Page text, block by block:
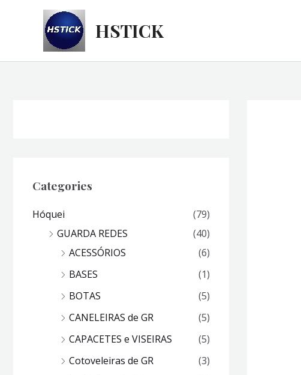
HSTICK
Categories
Hóquei
(79)
GUARDA REDES
(40)
ACESSÓRIOS
(6)
BASES
(1)
BOTAS
(5)
CANELEIRAS de GR
(5)
CAPACETES e VISEIRAS
(5)
Cotoveleiras de GR
(3)